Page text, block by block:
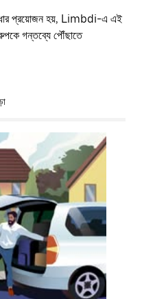
প্রয়োজন হয়, Limbdi-এ এই
গন্তব্যে পৌঁছাতে